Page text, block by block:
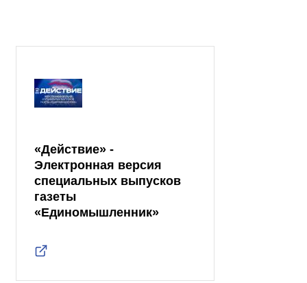
«Действие» -
Электронная версия
специальных выпусков
газеты
«Единомышленник»